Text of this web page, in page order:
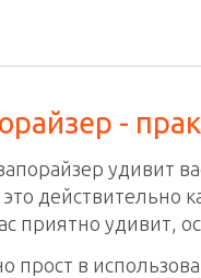
-
удивит
действительно
приятно удивит,
прост в